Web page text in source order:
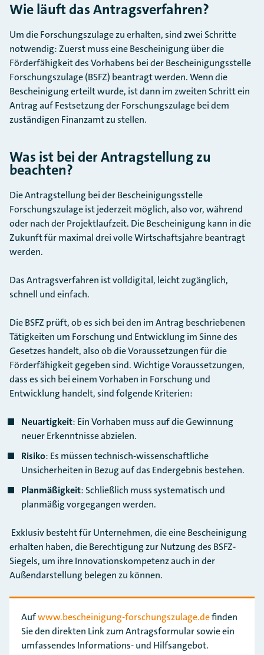
Wie läuft das Antragsverfahren?
Um die Forschungszulage zu erhalten, sind zwei Schritte
notwendig: Zuerst muss eine Bescheinigung über die
Förderfähigkeit des Vorhabens bei der Bescheinigungsstelle
Forschungszulage (BSFZ) beantragt werden. Wenn die
Bescheinigung erteilt wurde, ist dann im zweiten Schritt ein
Antrag auf Festsetzung der Forschungszulage bei dem
zuständigen Finanzamt zu stellen.
Was ist bei der Antragstellung zu
beachten?
Die Antragstellung bei der Bescheinigungsstelle
Forschungszulage ist jederzeit möglich, also vor, während
oder nach der Projektlaufzeit. Die Bescheinigung kann in die
Zukunft für maximal drei volle Wirtschaftsjahre beantragt
werden.
Das Antragsverfahren ist volldigital, leicht zugänglich,
schnell und einfach.
Die BSFZ prüft, ob es sich bei den im Antrag beschriebenen
Tätigkeiten um Forschung und Entwicklung im Sinne des
Gesetzes handelt, also ob die Voraussetzungen für die
Förderfähigkeit gegeben sind. Wichtige Voraussetzungen,
dass es sich bei einem Vorhaben in Forschung und
Entwicklung handelt, sind folgende Kriterien:
Neuartigkeit: Ein Vorhaben muss auf die Gewinnung
neuer Erkenntnisse abzielen.
Risiko: Es müssen technisch-wissenschaftliche
Unsicherheiten in Bezug auf das Endergebnis bestehen.
Planmäßigkeit: Schließlich muss systematisch und
planmäßig vorgegangen werden.
Exklusiv besteht für Unternehmen, die eine Bescheinigung
erhalten haben, die Berechtigung zur Nutzung des BSFZ-
Siegels, um ihre Innovationskompetenz auch in der
Außendarstellung belegen zu können.
Aufwww.bescheinigung-forschungszulage.definden
Sie den direkten Link zum Antragsformular sowie ein
umfassendes Informations- und Hilfsangebot.